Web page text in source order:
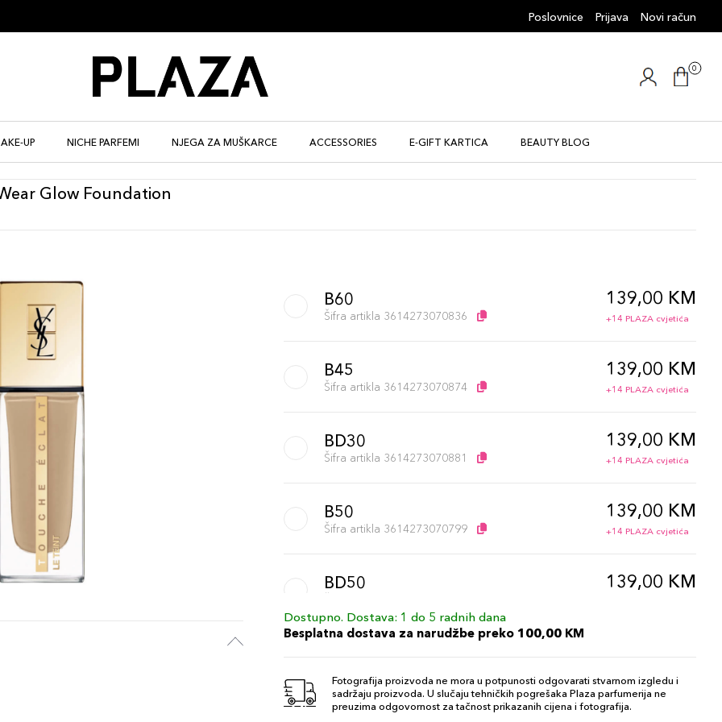
Poslovnice Prijava Novi račun
0
UP NICHE PARFEMI NJEGA ZA MUŠKARCE ACCESSORIES E-GIFT KARTICA BEAUTY BLOG
Glow Foundation
B60
Šifra artikla 3614273070836
139,00 KM
+14 PLAZA cvjetića
B45
Šifra artikla 3614273070874
139,00 KM
+14 PLAZA cvjetića
BD30
Šifra artikla 3614273070881
139,00 KM
+14 PLAZA cvjetića
B50
Šifra artikla 3614273070799
139,00 KM
+14 PLAZA cvjetića
BD50 139,00 KM
Dostupno. Dostava: 1 do 5 radnih dana
Besplatna dostava za narudžbe preko 100,00 KM
Fotografija proizvoda ne mora u potpunosti odgovarati stvarnom izgledu i
sadržaju proizvoda. U slučaju tehničkih pogrešaka Plaza parfumerija ne
preuzima odgovornost za tačnost prikazanih cijena i fotografija.